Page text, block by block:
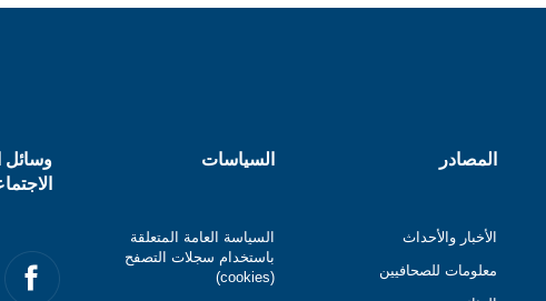
المصادر
الأخبار والأحداث
معلومات للصحافيين
السياسات
السياسة العامة المتعلقة
باستخدام سجلات التصفح
(cookies)
وسائل